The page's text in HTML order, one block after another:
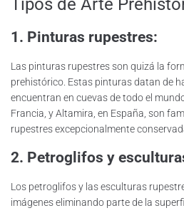
Tipos de Arte
1. Pinturas rupestres:
Las pinturas rupestres son quizá la
prehistórico. Estas pinturas datan de
encuentran en cuevas de todo el
Francia, y Altamira, en España, son
rupestres excepcionalmente
2. Petroglifos y
Los petroglifos y las esculturas
imágenes eliminando parte de la